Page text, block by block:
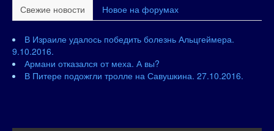
Свежие новости Новое на форумах
В Израиле удалось победить болезнь Альцгеймера.
9.10.2016.
Армани отказался от меха. А вы?
В Питере подожгли тролле на Савушкина. 27.10.2016.